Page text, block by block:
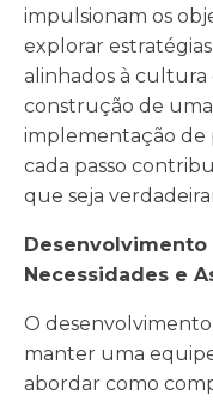
impulsionam os
explorar
alinhados à cultura
construção de
implementação de
cada passo
que seja
Necessidades e
O
manter uma
abordar como